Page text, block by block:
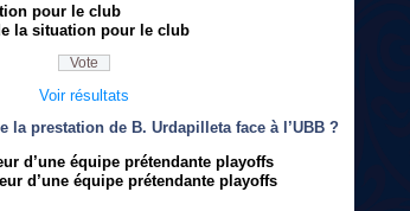
pour le club
la situation pour le club
Voir résultats
la prestation de B. Urdapilleta face à l’UBB ?
d’une équipe prétendante playoffs
d’une équipe prétendante playoffs